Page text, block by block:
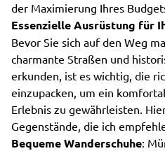
der Maximierung Ihres
Essenzielle Ausrüstung für
Bevor Sie sich auf den Weg
charmante Straßen und
erkunden, ist es wichtig, die
einzupacken, um ein
Erlebnis zu gewährleisten.
Gegenstände, die ich
Bequeme Wanderschuhe: